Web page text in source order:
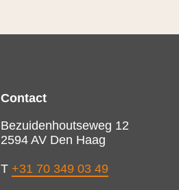
Contact
Bezuidenhoutseweg 12
2594 AV Den Haag
T +31 70 349 03 49